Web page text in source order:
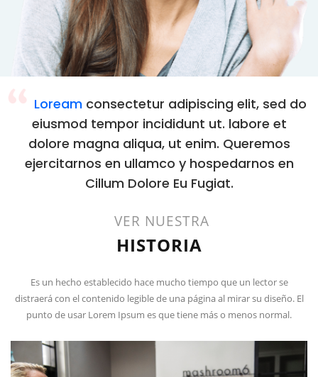
Loream consectetur adipiscing elit, sed do
eiusmod tempor incididunt ut. labore et
dolore magna aliqua, ut enim. Queremos
ejercitarnos en ullamco y hospedarnos en
Cillum Dolore Eu Fugiat.
VER NUESTRA
HISTORIA
Es un hecho establecido hace mucho tiempo que un lector se
distraerá con el contenido legible de una página al mirar su diseño. El
punto de usar Lorem Ipsum es que tiene más o menos normal.